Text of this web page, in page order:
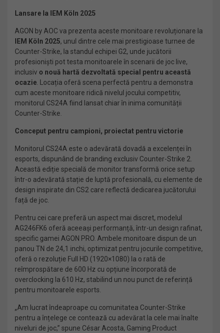
Lansare la IEM Kö ln 2025
AGON by AOC va prezenta aceste monitoare revoluționare la
IEM Kö ln 2025, unul dintre cele mai prestigioase turnee de
Counter-Strike, la standul echipei G2, unde jucătorii
profesioniști pot testa monitoarele în scenarii de joc live,
inclusiv o nouă hartă dezvoltată special pentru această
ocazie . Locația oferă scena perfectă pentru a demonstra
cum aceste monitoare ridică nivelul jocului competitiv,
monitorul CS24A fiind lansat chiar în inima comunității
Counter-Strike.
Conceput pentru campioni, proiectat pentru victorie
Monitorul CS24A este o adevărată dovadă a excelenței în
esports, dispunând de branding exclusiv Counter-Strike 2.
Această ediție specială de monitor transformă orice setup
într-o adevărată stație de luptă profesională, cu elemente de
design inspirate din CS2 care reflectă dedicarea jucătorului
față de joc.
Pentru cei care preferă un aspect mai discret, modelul
AG246FK6 oferă aceeași performanță, într-un design rafinat,
specific gamei AGON PRO. Ambele monitoare dispun de un
panou TN de 24,1 inchi, optimizat pentru jocurile competitive,
oferă o rezoluție Full HD (1920×1080) la o rată de
reîmprospătare de 600 Hz cu opțiune încorporată de
overclocking la 610 Hz, stabilind un nou punct de referință
pentru monitoarele esports.
„Am lucrat îndeaproape cu comunitatea Counter-Strike
pentru a înțelege ce contează cu adevărat la cele mai înalte
niveluri de joc,” spune César Acosta, Gaming Product